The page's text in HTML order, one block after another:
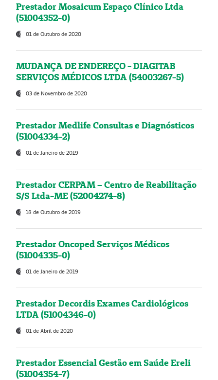
Prestador Mosaicum Espaço Clínico Ltda
(51004352-0)
01 de Outubro de 2020
MUDANÇA DE ENDEREÇO - DIAGITAB
SERVIÇOS MÉDICOS LTDA (54003267-5)
03 de Novembro de 2020
Prestador Medlife Consultas e Diagnósticos
(51004334-2)
01 de Janeiro de 2019
Prestador CERPAM – Centro de Reabilitação
S/S Ltda-ME (52004274-8)
18 de Outubro de 2019
Prestador Oncoped Serviços Médicos
(51004335-0)
01 de Janeiro de 2019
Prestador Decordis Exames Cardiológicos
LTDA (51004346-0)
01 de Abril de 2020
Prestador Essencial Gestão em Saúde Ereli
(51004354-7)